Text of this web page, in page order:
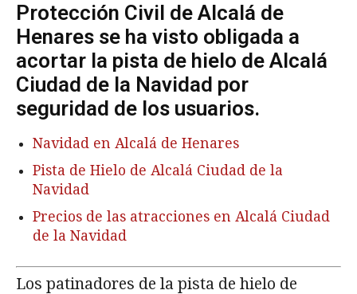
Protección Civil de Alcalá de
Henares se ha visto obligada a
acortar la pista de hielo de Alcalá
Ciudad de la Navidad por
seguridad de los usuarios.
Navidad en Alcalá de Henares
Pista de Hielo de Alcalá Ciudad de la
Navidad
Precios de las atracciones en Alcalá Ciudad
de la Navidad
Los patinadores de la pista de hielo de